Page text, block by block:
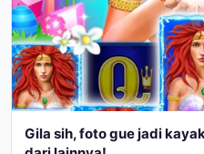
Gila sih, foto gue jadi